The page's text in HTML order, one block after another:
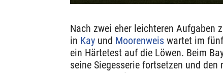
Nach zwei eher leichteren Aufgaben
in Kay und Moorenweis wartet im
ein Härtetest auf die Löwen. Beim
seine Siegesserie fortsetzen und